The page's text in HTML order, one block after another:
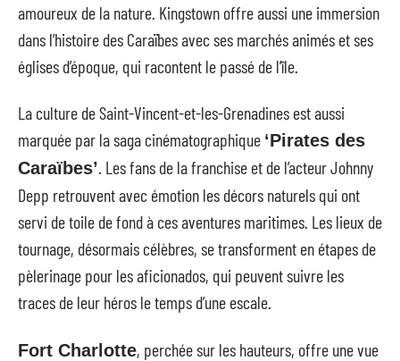
amoureux de la nature. Kingstown offre aussi une immersion
dans l’histoire des Caraïbes avec ses marchés animés et ses
églises d’époque, qui racontent le passé de l’île.
La culture de Saint-Vincent-et-les-Grenadines est aussi
marquée par la saga cinématographique ‘Pirates des
Caraïbes’. Les fans de la franchise et de l’acteur Johnny
Depp retrouvent avec émotion les décors naturels qui ont
servi de toile de fond à ces aventures maritimes. Les lieux de
tournage, désormais célèbres, se transforment en étapes de
pèlerinage pour les aficionados, qui peuvent suivre les
traces de leur héros le temps d’une escale.
Fort Charlotte, perchée sur les hauteurs, offre une vue